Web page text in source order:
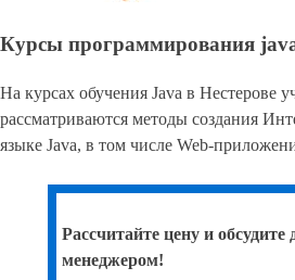
Курсы программирования
На курсах обучения Java в Нестерове
рассматриваются методы создания
языке Java, в том числе Web-
Рассчитайте цену и
менеджером!